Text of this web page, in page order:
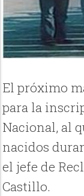
El próximo
para la
Nacional, al
nacidos
el jefe de
Castillo.